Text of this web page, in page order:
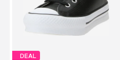
DEAL